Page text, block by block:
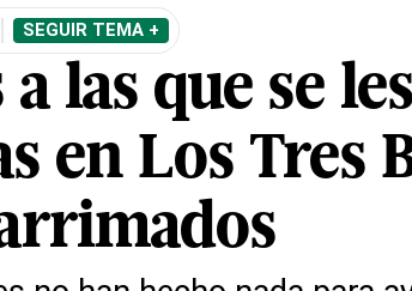
SEGUIR TEMA +
las que se
en Los Tres